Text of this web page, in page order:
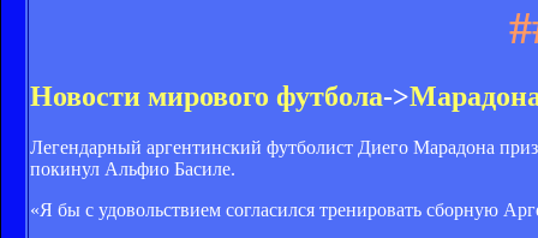
Новости мирового футбола->
Легендарный аргентинский футболист Диего Марадона
покинул Альфио Басиле.
«Я бы с удовольствием согласился тренировать сборную